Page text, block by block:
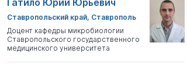
Гатило Юрий Юрьевич
Ставропольский край, Ставрополь
Доцент кафедры микробиологии
Ставропольского государственного
медицинского университета